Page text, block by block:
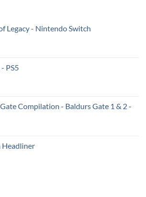
Legacy - Nintendo Switch
- PS5
Compilation - Baldurs Gate 1 & 2 -
Headliner